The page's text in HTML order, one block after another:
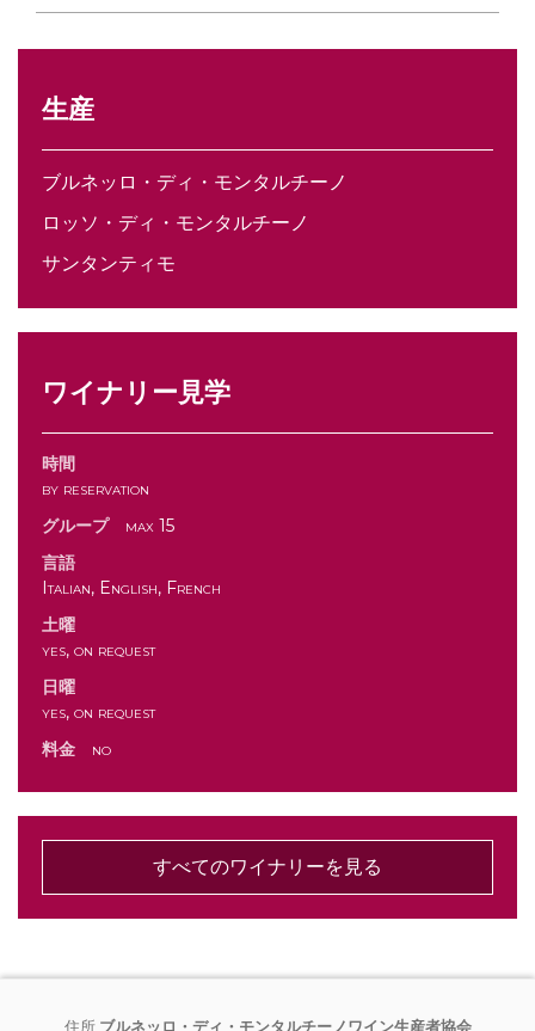
生産
ブルネッロ・ディ・モンタルチーノ
ロッソ・ディ・モンタルチーノ
サンタンティモ
ワイナリー見学
時間
by reservation
グループ
max 15
言語
Italian, English, French
土曜
yes, on request
日曜
yes, on request
料金
no
すべてのワイナリーを見る
住所 ブルネッロ・ディ・モンタルチーノワイン生産者協会